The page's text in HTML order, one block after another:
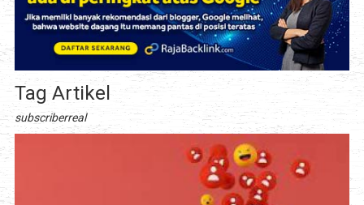
Tag Artikel
subscriberreal